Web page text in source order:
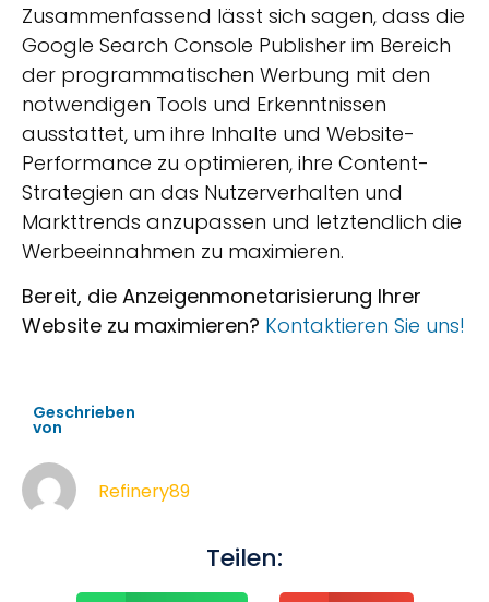
Zusammenfassend lässt sich sagen, dass die
Google Search Console Publisher im Bereich
der programmatischen Werbung mit den
notwendigen Tools und Erkenntnissen
ausstattet, um ihre Inhalte und Website-
Performance zu optimieren, ihre Content-
Strategien an das Nutzerverhalten und
Markttrends anzupassen und letztendlich die
Werbeeinnahmen zu maximieren.
Bereit, die Anzeigenmonetarisierung Ihrer
Website zu maximieren? Kontaktieren Sie uns!
Geschrieben
von
Refinery89
Teilen: